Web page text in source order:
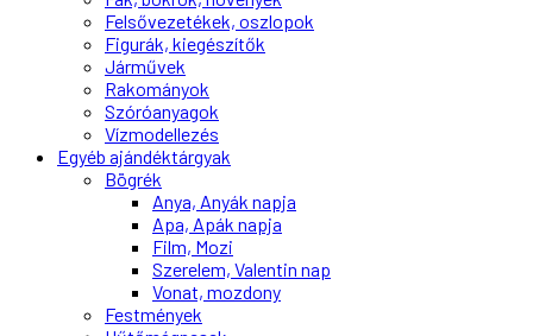
Felsővezetékek, oszlopok
Figurák, kiegészítők
Járművek
Rakományok
Szóróanyagok
Vízmodellezés
Egyéb ajándéktárgyak
Bögrék
Anya, Anyák napja
Apa, Apák napja
Film, Mozi
Szerelem, Valentin nap
Vonat, mozdony
Festmények